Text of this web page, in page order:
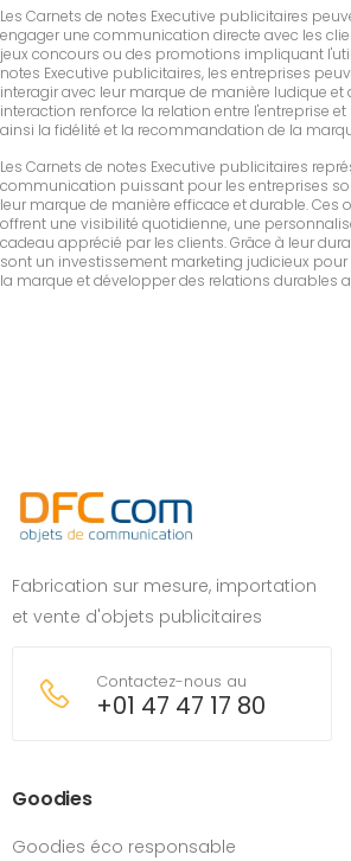
Les Carnets de notes Executive publicitaires
engager une communication directe avec les
jeux concours ou des promotions impliquant
notes Executive publicitaires, les entreprises
interagir avec leur marque de manière ludique et
interaction renforce la relation entre l'entreprise
ainsi la fidélité et la recommandation de la
Les Carnets de notes Executive publicitaires
communication puissant pour les entreprises
leur marque de manière efficace et durable. Ces
offrent une visibilité quotidienne, une
cadeau apprécié par les clients. Grâce à leur
sont un investissement marketing judicieux pour
la marque et développer des relations durables
Fabrication sur mesure, importation
et vente d'objets publicitaires
Contactez-nous au
+01 47 47 17 80
Goodies
Goodies éco responsable